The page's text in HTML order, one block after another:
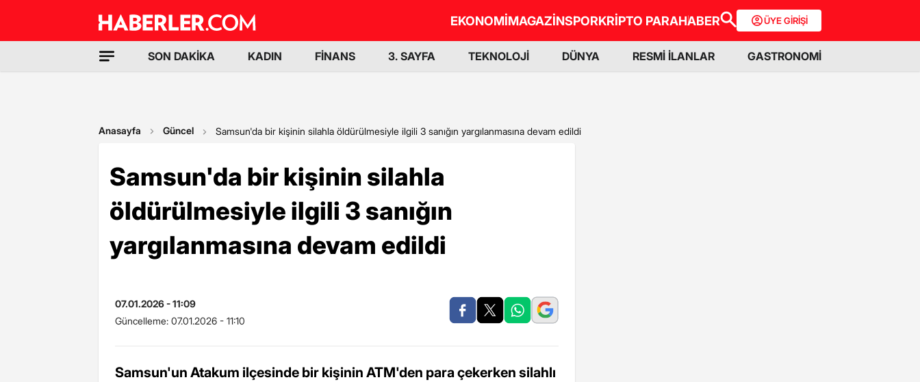
EKONOMİMAGAZİNSPORKRİPTO PARAHABER ÜYE GİRİŞİ
SON DAKİKA KADIN FİNANS 3. SAYFA TEKNOLOJİ DÜNYA RESMİ İLANLAR GASTRONOMİ
Anasayfa Güncel Samsun'da bir kişinin silahla öldürülmesiyle ilgili 3 sanığın yargılanmasına devam edildi
Samsun'da bir kişinin silahla
öldürülmesiyle ilgili 3 sanığın
yargılanmasına devam edildi
07.01.2026 - 11:09
Güncelleme: 07.01.2026 - 11:10
Samsun'un Atakum ilçesinde bir kişinin ATM'den para çekerken silahlı